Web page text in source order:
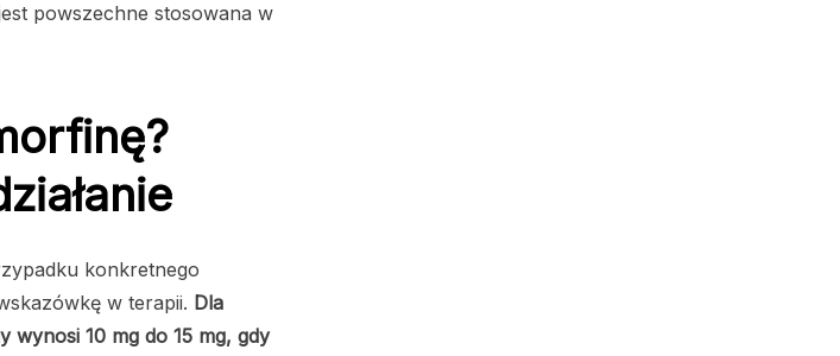
powszechne stosowana w
konkretnego
w terapii. Dla
wynosi 10 mg do 15 mg, gdy